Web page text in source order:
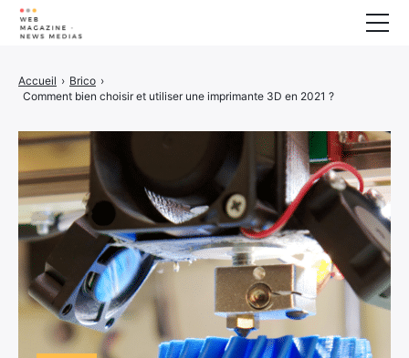
Accueil › Brico ›
Comment bien choisir et utiliser une imprimante 3D en 2021 ?
Animaux
Maison
Imprimante 3D
Electrogène
Finance
Famille
Auto/Moto
Marketing
À propos